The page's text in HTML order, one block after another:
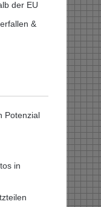
der EU
&
Potenzial
in